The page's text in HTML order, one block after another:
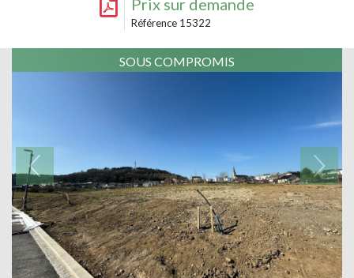
Prix sur demande
Référence 15322
SOUS COMPROMIS